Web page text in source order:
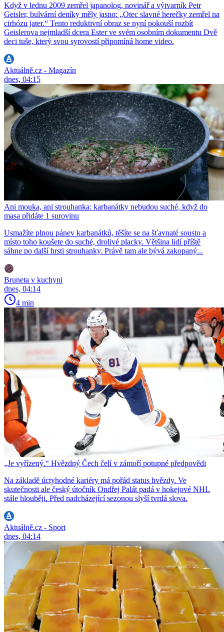
Když v lednu 2009 zemřel japanolog, novinář a výtvarník Petr
Geisler, bulvární deníky měly jasno: „Otec slavné herečky zemřel na
cirhózu jater.“ Tento reduktivní obraz se nyní pokouší rozbít
Geislerova nejmladší dcera Ester ve svém osobním dokumentu Dvě
deci tuše, který svou syrovostí připomíná home video.
Aktuálně.cz - Magazín
dnes, 04:15
Ani mouka, ani strouhanka: karbanátky nebudou suché, když do
masa přidáte 1 surovinu
Usmažíte plnou pánev karbanátků, těšíte se na šťavnaté sousto a
místo toho koušete do suché, drolivé placky. Většina lidí příště
sáhne po další hrsti strouhanky. Právě tam ale bývá zakopaný...
Bruneta v kuchyni
dnes, 04:14
4 min
„Je vyřízený.“ Hvězdný Čech čelí v zámoří potupné předpovědi
Na základě úctyhodné kariéry má pořád status hvězdy. Ve
skutečnosti ale český útočník Ondřej Palát padá v hokejové NHL
stále hlouběji. Před nadcházející sezonou slyší tvrdá slova.
Aktuálně.cz - Sport
dnes, 04:14